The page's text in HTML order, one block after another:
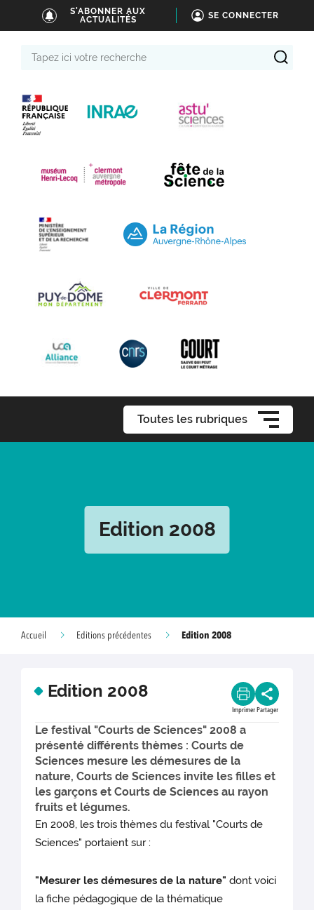
S'ABONNER AUX
ACTUALITÉS
SE CONNECTER
Toutes les rubriques
Edition 2008
Accueil Editions précédentes Edition 2008
Edition 2008
Imprimer Partager
Le festival "Courts de Sciences" 2008 a
présenté différents thèmes : Courts de
Sciences mesure les démesures de la
nature, Courts de Sciences invite les filles et
les garçons et Courts de Sciences au rayon
fruits et légumes.
En 2008, les trois thèmes du festival "Courts de
Sciences" portaient sur :
"Mesurer les démesures de la nature"dont voici
la fiche pédagogique de la thématique